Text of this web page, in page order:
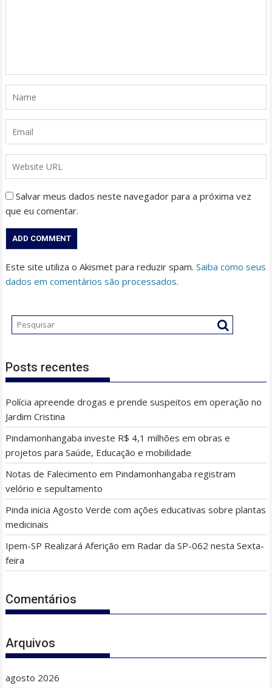
Salvar meus dados neste navegador para a próxima vez
que eu comentar.
Este site utiliza o Akismet para reduzir spam.Saiba como seus
dados em comentários são processados.
Posts recentes
Polícia apreende drogas e prende suspeitos em operação no
Jardim Cristina
Pindamonhangaba investe R$ 4,1 milhões em obras e
projetos para Saúde, Educação e mobilidade
Notas de Falecimento em Pindamonhangaba registram
velório e sepultamento
Pinda inicia Agosto Verde com ações educativas sobre plantas
medicinais
Ipem-SP Realizará Aferição em Radar da SP-062 nesta Sexta-
feira
Comentários
Arquivos
agosto 2026